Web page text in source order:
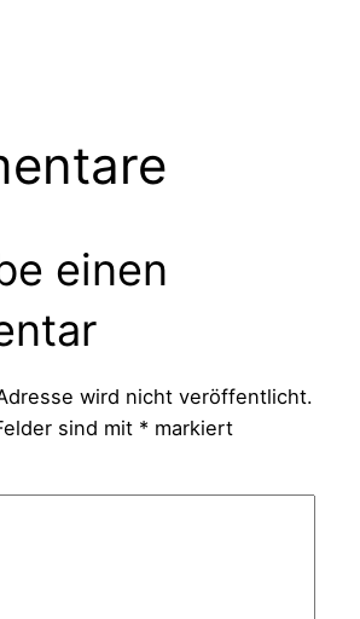
einen
wird nicht veröffentlicht.
sind mit *markiert